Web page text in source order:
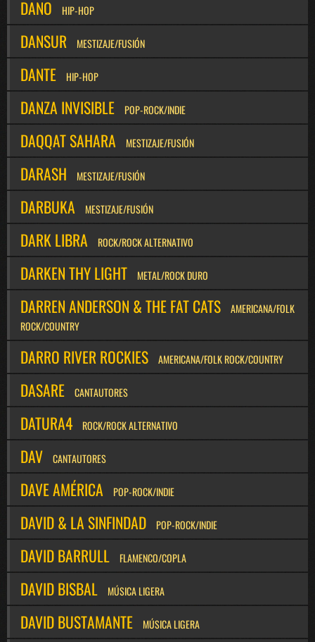
DANO HIP-HOP
DANSUR MESTIZAJE/FUSIÓN
DANTE HIP-HOP
DANZA INVISIBLE POP-ROCK/INDIE
DAQQAT SAHARA MESTIZAJE/FUSIÓN
DARASH MESTIZAJE/FUSIÓN
DARBUKA MESTIZAJE/FUSIÓN
DARK LIBRA ROCK/ROCK ALTERNATIVO
DARKEN THY LIGHT METAL/ROCK DURO
DARREN ANDERSON & THE FAT CATS
AMERICANA/FOLK
ROCK/COUNTRY
DARRO RIVER ROCKIES AMERICANA/FOLK ROCK/COUNTRY
DASARE CANTAUTORES
DATURA4 ROCK/ROCK ALTERNATIVO
DAV CANTAUTORES
DAVE AMÉRICA POP-ROCK/INDIE
DAVID & LA SINFINDAD POP-ROCK/INDIE
DAVID BARRULL FLAMENCO/COPLA
DAVID BISBAL MÚSICA LIGERA
DAVID BUSTAMANTE MÚSICA LIGERA